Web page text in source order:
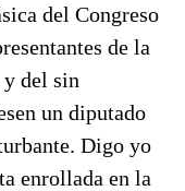
del Congreso
de la
del sin
un diputado
Digo yo
enrollada en la